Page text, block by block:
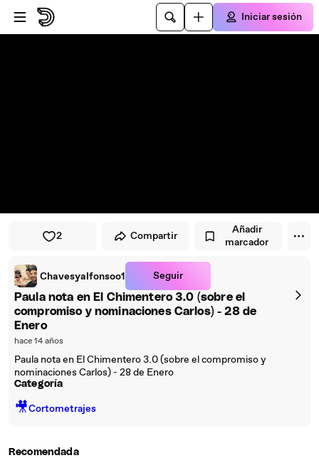
Saltar al reproductor
Saltar al contenido principal
Iniciar sesión
2 Compartir
Añadir
marcador
Chavesyalfonsoo1 Seguir
Paula nota en El Chimentero 3.0 (sobre el
compromiso y nominaciones Carlos) - 28 de
Enero
hace 14 años
Paula nota en El Chimentero 3.0 (sobre el compromiso y
nominaciones Carlos) - 28 de Enero
Categoría
🎥Cortometrajes
Recomendada